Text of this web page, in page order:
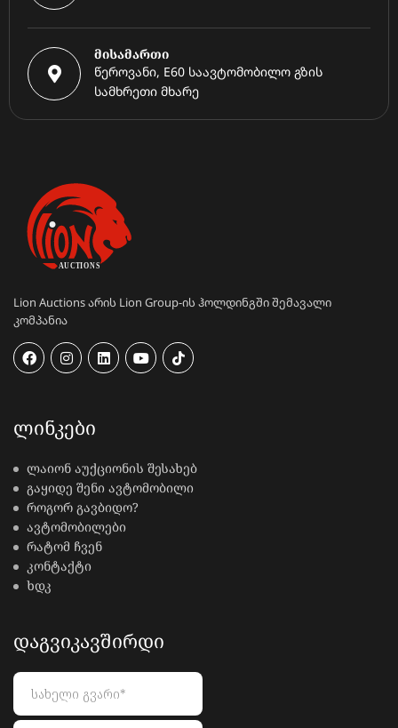
მისამართი
წეროვანი, E60 საავტომობილო გზის
სამხრეთი მხარე
Lion Auctions არის Lion Group-ის ჰოლდინგში შემავალი
კომპანია
ᲚᲘᲜᲙᲔᲑᲘ
ლაიონ აუქციონის შესახებ
გაყიდე შენი ავტომობილი
როგორ გავბიდო?
ავტომობილები
რატომ ჩვენ
კონტაქტი
ხდკ
ᲓᲐᲒᲕᲘᲙᲐᲕᲨᲘᲠᲓᲘ